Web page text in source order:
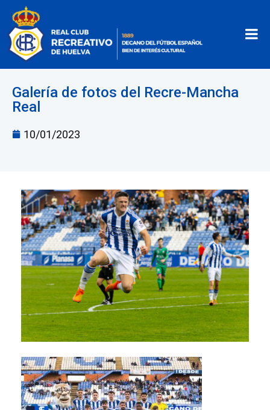
Galería de fotos del Recre-Mancha
Real
10/01/2023